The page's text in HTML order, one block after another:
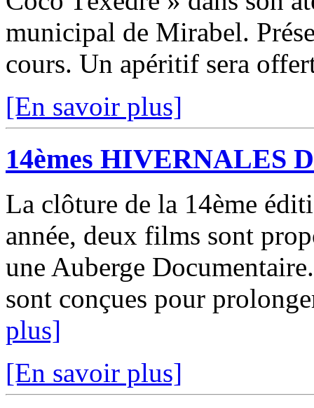
municipal de Mirabel.
cours. Un apéritif sera
[En savoir plus]
14èmes HIVERNALES
La clôture de la 14ème
année, deux films sont
une Auberge
sont conçues pour
plus]
[En savoir plus]